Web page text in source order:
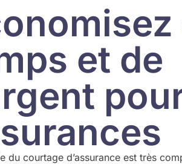
et de
du courtage d’assurance est très